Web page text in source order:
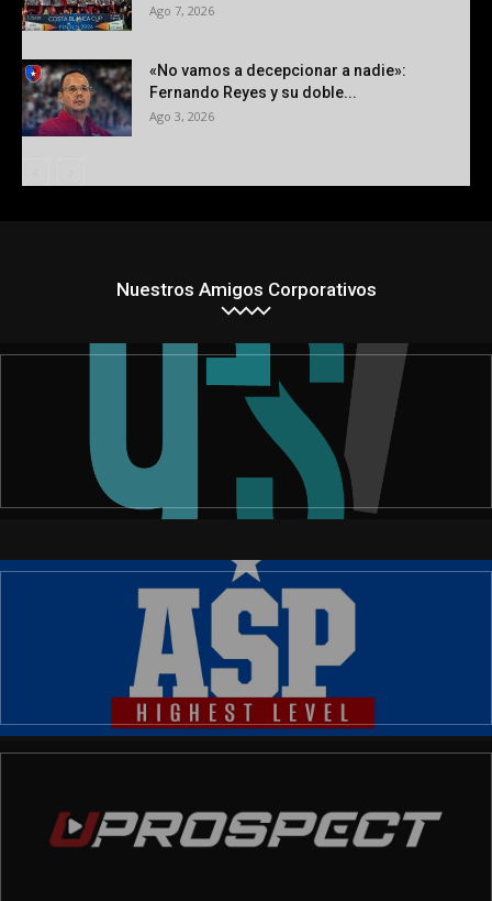
Ago 7, 2026
«No vamos a decepcionar a nadie»:
Fernando Reyes y su doble...
Ago 3, 2026
Nuestros Amigos Corporativos